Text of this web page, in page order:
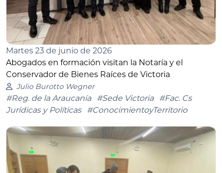
Martes 23 de junio de 2026
Abogados en formación visitan la Notaría y el
Conservador de Bienes Raíces de Victoria
Julio Burotto Wegner
#Reg. de la Araucanía #Sede Victoria
#Fac. Cs
Jurídicas y Políticas
#ConocimientoyTerritorio